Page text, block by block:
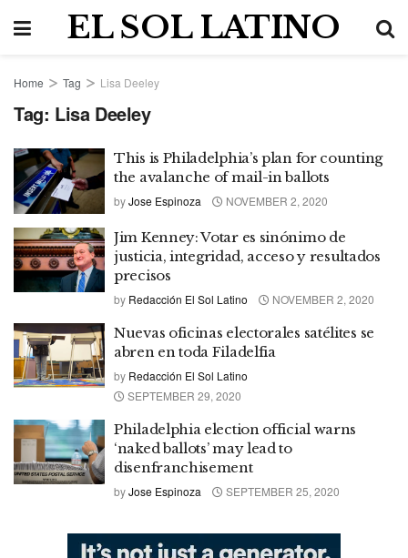
EL SOL LATINO
Home Tag Lisa Deeley
Tag: Lisa Deeley
This is Philadelphia’s plan for counting
the avalanche of mail-in ballots
byJose Espinoza NOVEMBER 2, 2020
Jim Kenney: Votar es sinónimo de
justicia, integridad, acceso y resultados
precisos
by Redacción El Sol Latino NOVEMBER 2, 2020
Nuevas oficinas electorales satélites se
abren en toda Filadelfia
by Redacción El Sol Latino
SEPTEMBER 29, 2020
Philadelphia election official warns
‘naked ballots’ may lead to
disenfranchisement
byJose Espinoza SEPTEMBER 25, 2020